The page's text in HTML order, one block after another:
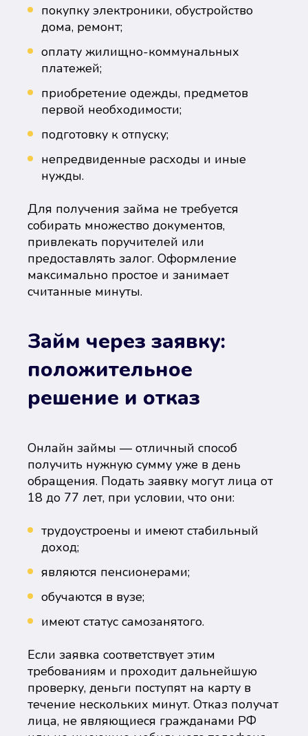
покупку электроники, обустройство
дома, ремонт;
оплату жилищно-коммунальных
платежей;
приобретение одежды, предметов
первой необходимости;
подготовку к отпуску;
непредвиденные расходы и иные
нужды.
Для получения займа не требуется
собирать множество документов,
привлекать поручителей или
предоставлять залог. Оформление
максимально простое и занимает
считанные минуты.
Займ через заявку:
положительное
решение и отказ
Онлайн займы — отличный способ
получить нужную сумму уже в день
обращения. Подать заявку могут лица от
18 до 77 лет, при условии, что они:
трудоустроены и имеют стабильный
доход;
являются пенсионерами;
обучаются в вузе;
имеют статус самозанятого.
Если заявка соответствует этим
требованиям и проходит дальнейшую
проверку, деньги поступят на карту в
течение нескольких минут. Отказ получат
лица, не являющиеся гражданами РФ